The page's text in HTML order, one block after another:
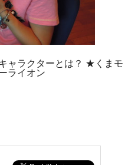
ャラクターとは？ ★くまモ
ライオン